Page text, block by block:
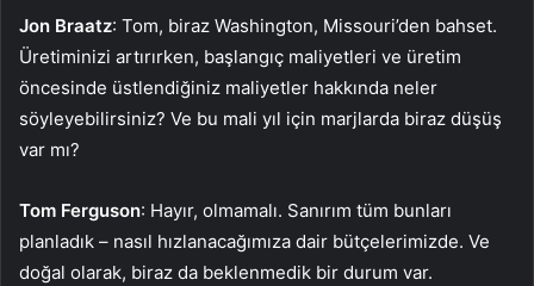
Jon Braatz: Tom, biraz Washington, Missouri’den bahset.
Üretiminizi artırırken, başlangıç maliyetleri ve üretim
öncesinde üstlendiğiniz maliyetler hakkında neler
söyleyebilirsiniz? Ve bu mali yıl için marjlarda biraz düşüş
var mı?
Tom Ferguson: Hayır, olmamalı. Sanırım tüm bunları
planladık – nasıl hızlanacağımıza dair bütçelerimizde. Ve
doğal olarak, biraz da beklenmedik bir durum var.